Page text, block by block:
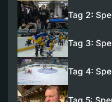
Tag 2:
Tag 3:
Tag 4:
Tag 5: